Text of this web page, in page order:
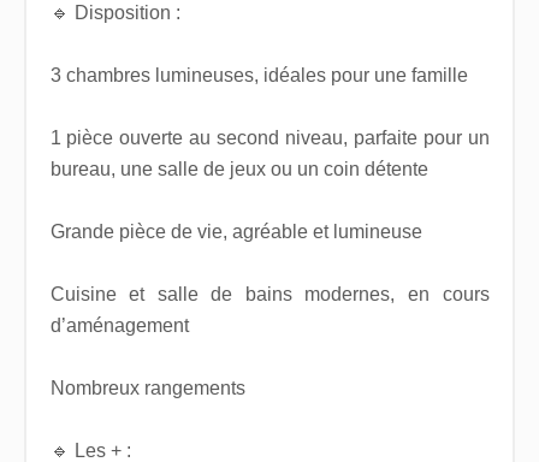
🔹 Disposition :
3 chambres lumineuses, idéales pour une famille
1 pièce ouverte au second niveau, parfaite pour un
bureau, une salle de jeux ou un coin détente
Grande pièce de vie, agréable et lumineuse
Cuisine et salle de bains modernes, en cours
d’aménagement
Nombreux rangements
🔹 Les + :